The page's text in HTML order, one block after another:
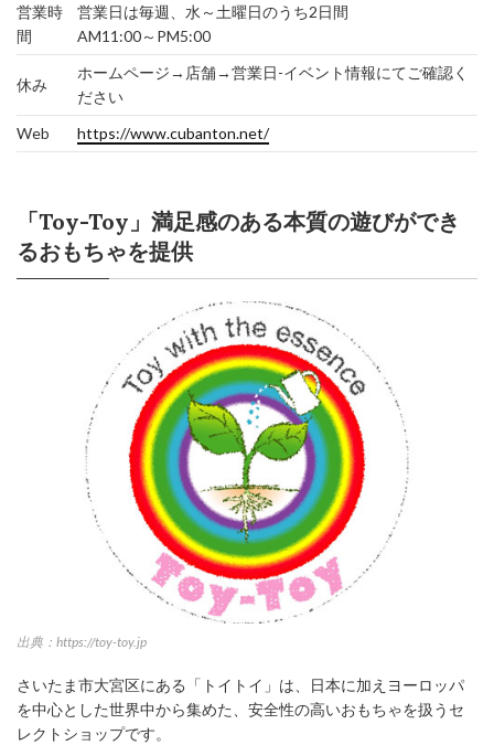
営業時
間
営業日は毎週、水～土曜日のうち2日間
AM11:00～PM5:00
休み
ホームページ→店舗→営業日-イベント情報にてご確認く
ださい
Web
https://www.cubanton.net/
「Toy-Toy」満足感のある本質の遊びができ
るおもちゃを提供
出典：https://toy-toy.jp
さいたま市大宮区にある「トイトイ」は、日本に加えヨーロッパ
を中心とした世界中から集めた、安全性の高いおもちゃを扱うセ
レクトショップです。